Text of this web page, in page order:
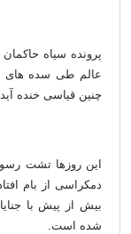
پرونده سیاه
عالم طی سده های
چنین قیاسی خنده
این روزها تشت
دمکراسی از بام
بیش از پیش با
شده است.